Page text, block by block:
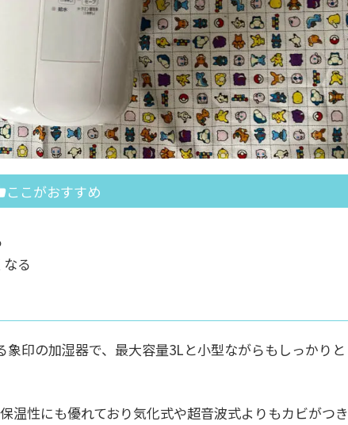
ここがおすすめ
る
印の加湿器で、最大容量3Lと小型ながらもしっかりと
温性にも優れており気化式や超音波式よりもカビがつき